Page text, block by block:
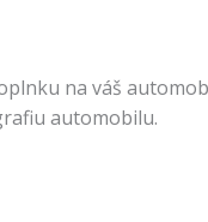
na váš
automobilu.